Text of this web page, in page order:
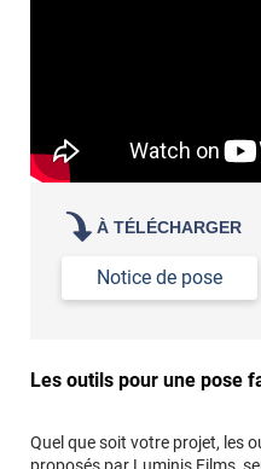
À TÉLÉCHARGER
Notice de pose
Les outils pour une pose
Quel que soit votre projet, les